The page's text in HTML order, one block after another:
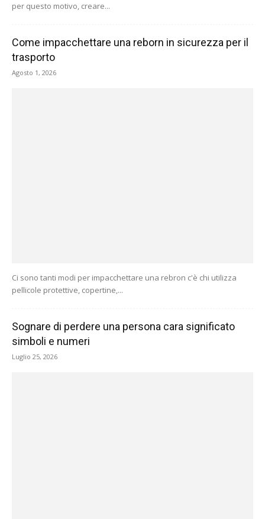
per questo motivo, creare...
Come impacchettare una reborn in sicurezza per il
trasporto
Agosto 1, 2026
Ci sono tanti modi per impacchettare una rebron c'è chi utilizza
pellicole protettive, copertine,...
Sognare di perdere una persona cara significato
simboli e numeri
Luglio 25, 2026